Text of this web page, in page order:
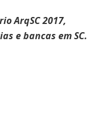
ArqSC 2017,
e bancas em SC.